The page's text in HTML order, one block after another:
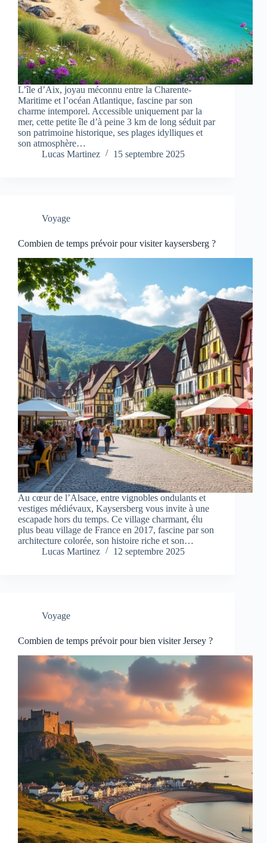
L’île d’Aix, joyau méconnu entre la Charente-
Maritime et l’océan Atlantique, fascine par son
charme intemporel. Accessible uniquement par la
mer, cette petite île d’à peine 3 km de long séduit par
son patrimoine historique, ses plages idylliques et
son atmosphère…
Lucas Martinez
15 septembre 2025
Voyage
Combien de temps prévoir pour visiter kaysersberg ?
Au cœur de l’Alsace, entre vignobles ondulants et
vestiges médiévaux, Kaysersberg vous invite à une
escapade hors du temps. Ce village charmant, élu
plus beau village de France en 2017, fascine par son
architecture colorée, son histoire riche et son…
Lucas Martinez
12 septembre 2025
Voyage
Combien de temps prévoir pour bien visiter Jersey ?